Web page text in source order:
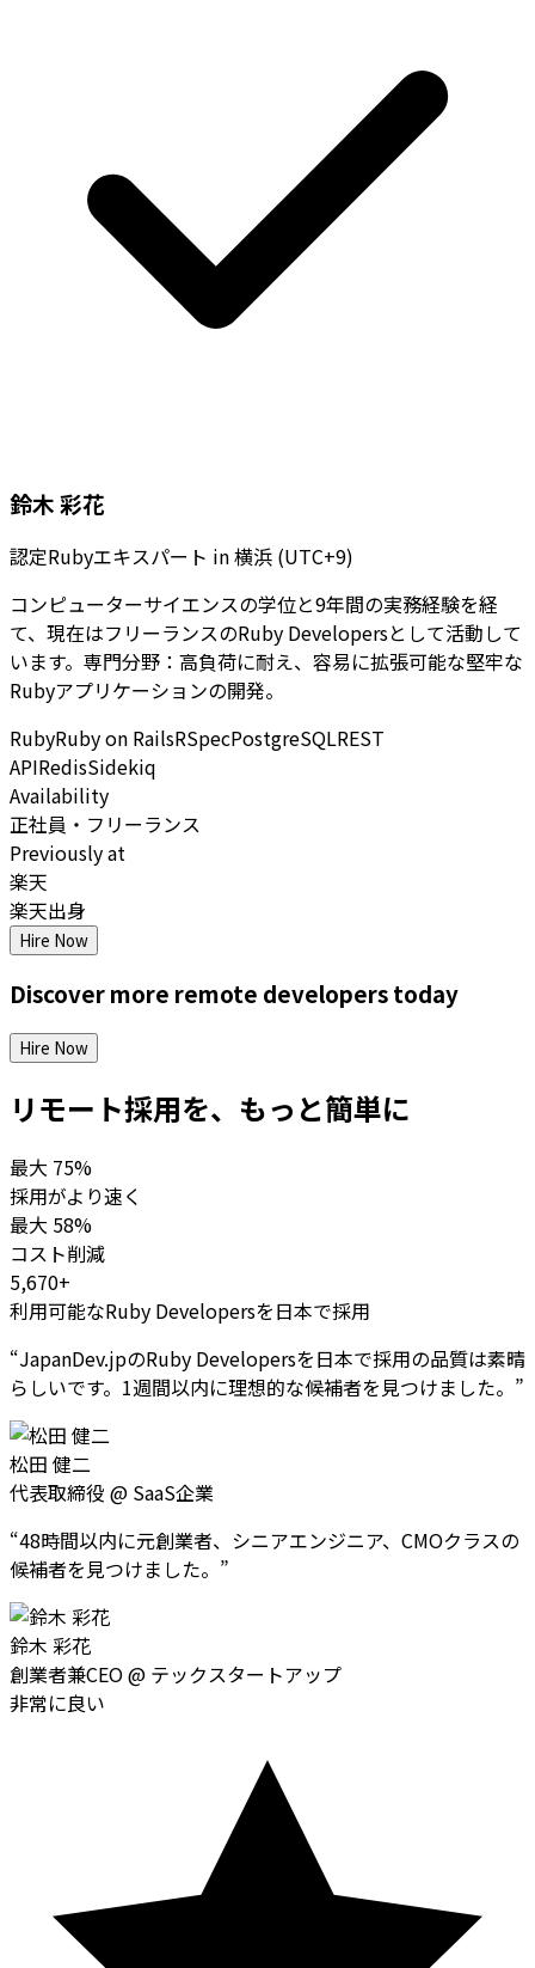
鈴木 彩花
認定Rubyエキスパート in横浜 (UTC+9)
コンピューターサイエンスの学位と9年間の実務経験を経
て、現在はフリーランスのRuby Developersとして活動して
います。専門分野：高負荷に耐え、容易に拡張可能な堅牢な
Rubyアプリケーションの開発。
RubyRuby on RailsRSpecPostgreSQLREST
APIRedisSidekiq
Availability
正社員・フリーランス
Previously at
楽天
楽天出身
Hire Now
Discover more remote developerstoday
Hire Now
リモート採用を、もっと簡単に
最大 75%
採用がより速く
最大 58%
コスト削減
5,670+
利用可能なRuby Developersを日本で採用
“JapanDev.jpのRuby Developersを日本で採用の品質は素晴
らしいです。1週間以内に理想的な候補者を見つけました。 ”
松田 健二
代表取締役 @ SaaS企業
“48時間以内に元創業者、シニアエンジニア、CMOクラスの
候補者を見つけました。 ”
鈴木 彩花
創業者兼CEO@ テックスタートアップ
非常に良い